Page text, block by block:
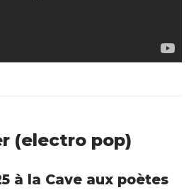
(electro pop)
à la Cave aux poètes